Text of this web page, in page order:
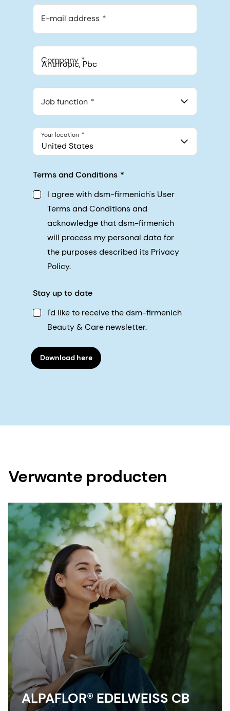
E-mail address
Company
548 Market St Pmb 90375, San Francisco, California, US
Job function
United States
Your location
Terms and Conditions
I agree with dsm-firmenich's User
Terms and Conditions and
acknowledge that dsm-firmenich
will process my personal data for
the purposes described its Privacy
Policy.
Stay up to date
I'd like to receive the dsm-firmenich
Beauty & Care newsletter.
Download here
Verwante producten
ALPAFLOR® EDELWEISS CB